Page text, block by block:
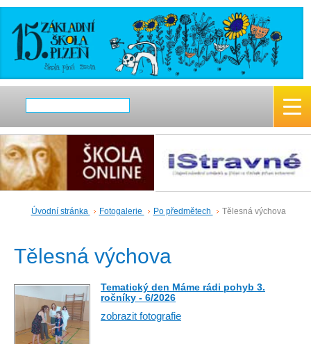
Úvodní stránka Fotogalerie Po předmětech Tělesná výchova
Tělesná výchova
Tematický den Máme rádi pohyb 3.
ročníky - 6/2026
zobrazit fotografie